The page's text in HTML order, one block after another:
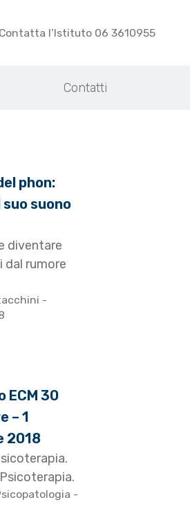
Contatta l’Istituto 06 3610955
Contatti
phon:
suo suono
diventare
dal rumore
-
ECM 30
– 1
2018
-